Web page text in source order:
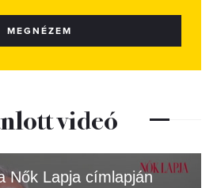
MEGNÉZEM
videó
Nők Lapja címlapján